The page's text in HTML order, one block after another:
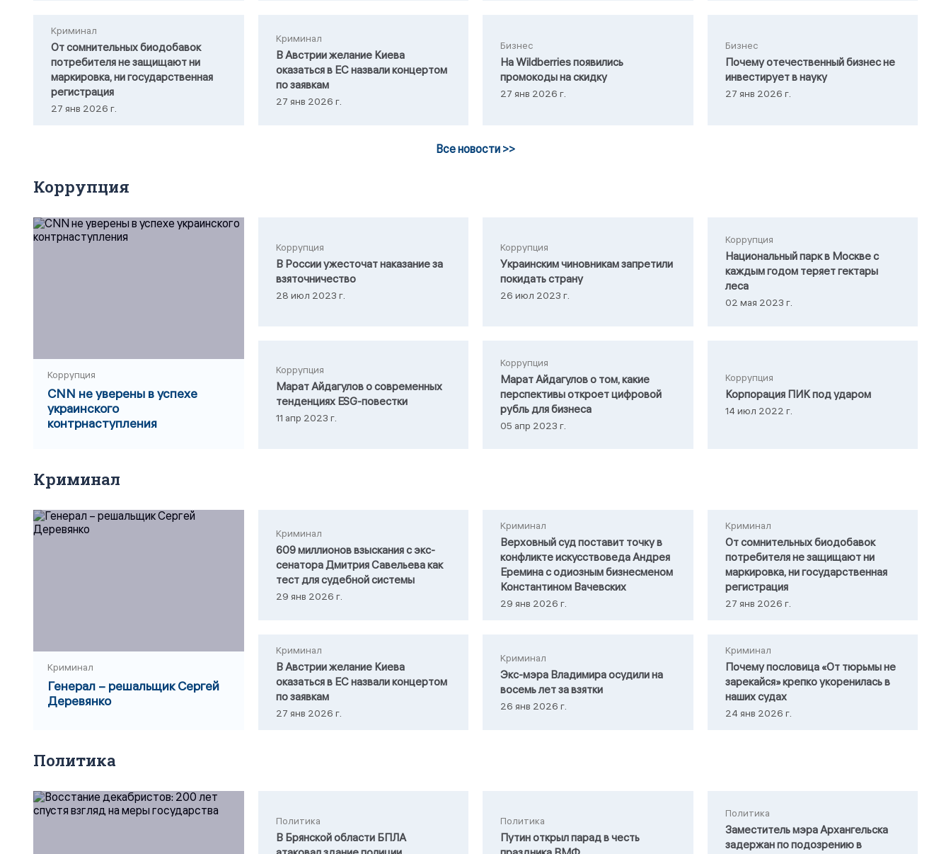
Криминал
От сомнительных биодобавок
потребителя не защищают ни
маркировка, ни государственная
регистрация
27 янв 2026 г.
Криминал
В Австрии желание Киева
оказаться в ЕС назвали концертом
по заявкам
27 янв 2026 г.
Бизнес
На Wildberries появились
промокоды на скидку
27 янв 2026 г.
Бизнес
Почему отечественный бизнес не
инвестирует в науку
27 янв 2026 г.
Все новости >>
Коррупция
Коррупция
CNN не уверены в успехе
украинского
контрнаступления
Коррупция
В России ужесточат наказание за
взяточничество
28 июл 2023 г.
Коррупция
Украинским чиновникам запретили
покидать страну
26 июл 2023 г.
Коррупция
Национальный парк в Москве с
каждым годом теряет гектары
леса
02 мая 2023 г.
Коррупция
Марат Айдагулов о современных
тенденциях ESG-повестки
11 апр 2023 г.
Коррупция
Марат Айдагулов о том, какие
перспективы откроет цифровой
рубль для бизнеса
05 апр 2023 г.
Коррупция
Корпорация ПИК под ударом
14 июл 2022 г.
Криминал
Криминал
Генерал – решальщик Сергей
Деревянко
Криминал
609 миллионов взыскания с экс-
сенатора Дмитрия Савельева как
тест для судебной системы
29 янв 2026 г.
Криминал
Верховный суд поставит точку в
конфликте искусствоведа Андрея
Еремина с одиозным бизнесменом
Константином Вачевских
29 янв 2026 г.
Криминал
От сомнительных биодобавок
потребителя не защищают ни
маркировка, ни государственная
регистрация
27 янв 2026 г.
Криминал
В Австрии желание Киева
оказаться в ЕС назвали концертом
по заявкам
27 янв 2026 г.
Криминал
Экс-мэра Владимира осудили на
восемь лет за взятки
26 янв 2026 г.
Криминал
Почему пословица «От тюрьмы не
зарекайся» крепко укоренилась в
наших судах
24 янв 2026 г.
Политика
Политика
В Брянской области БПЛА
Политика
Путин открыл парад в честь
Политика
Заместитель мэра Архангельска
задержан по подозрению в